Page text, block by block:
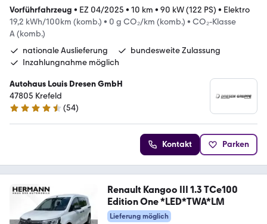
Vorführfahrzeug • EZ 04/2025 • 10 km • 90 kW (122 PS) • Elektro
19,2 kWh/100km (komb.) • 0 g CO₂/km (komb.) • CO₂-Klasse
A (komb.)
nationale Auslieferung
bundesweite Zulassung
Inzahlungnahme möglich
Autohaus Louis Dresen GmbH
47805 Krefeld
4.6 Sterne
(54)
Kontakt Parken
Renault Kangoo III 1.3 TCe100
Edition One *LED*TWA*LM
Lieferung möglich